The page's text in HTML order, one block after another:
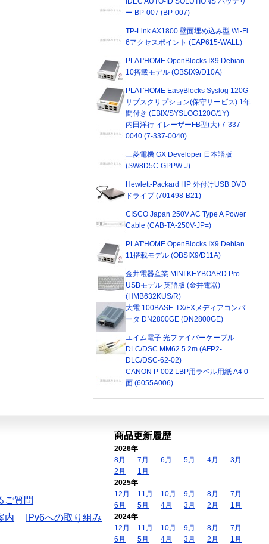
ー BP-007 (BP-007)
TP-Link AX1800 壁面埋め込み型 Wi-Fi
6アクセスポイント (EAP615-WALL)
PLAT'HOME OpenBlocks IX9 Debian
10搭載モデル (OBSIX9/D10A)
PLAT'HOME EasyBlocks Syslog 120G
サブスクリプション(保守サービス) 1年
間付き (EBIX/SYSLOG120G/1Y)
内田洋行 イレーザーFB型(大) 7-337-
0040 (7-337-0040)
三菱電機 GX Developer 日本語版
(SW8D5C-GPPW-J)
Hewlett-Packard HP 外付けUSB DVD
ドライブ (701498-B21)
CISCO Japan 250V AC Type A Power
Cable (CAB-TA-250V-JP=)
PLAT'HOME OpenBlocks IX9 Debian
11搭載モデル (OBSIX9/D11A)
金井電器産業 MINI KEYBOARD Pro
USBモデル 英語版 (金井電器)
(HMB632KUS/R)
大電 100BASE-TX/FXメディアコンバ
ータ DN2800GE (DN2800GE)
エイム電子 光ファイバーケーブル
DLC/DSC MM62.5 2m (AFP2-
DLC/DSC-62-02)
CANON P-002 LBP用ラベル用紙 A4 0
面 (6055A006)
ご質問
内
IPv6への取り組み
商品更新履歴
2026年
8月
7月 6月 5月 4月
3月
2月
1月
2025年
12月
11月 10月 9月 8月
7月
6月
5月 4月 3月 2月
1月
2024年
12月
11月 10月 9月 8月
7月
6月
5月 4月 3月 2月
1月